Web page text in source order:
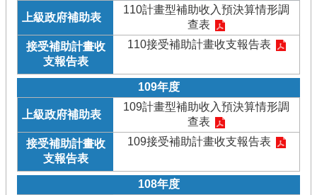
110計畫型補助收入預決算情形調
查表
110接受補助計畫收支報告表
109年度
109計畫型補助收入預決算情形調
查表
109接受補助計畫收支報告表
108年度